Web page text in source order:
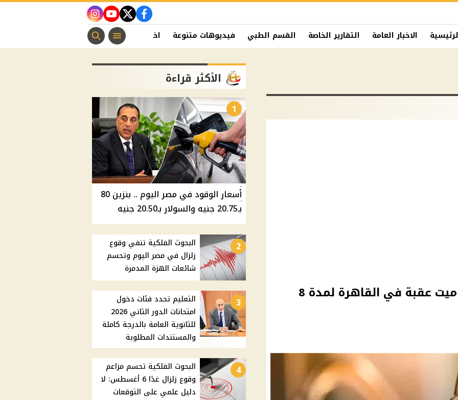
facebook
twitter
youtube
instagram
الاخبار العامة التقارير الخاصة القسم الطبي فيديوهات متنوعة اخبار الفن منوعات مسيحية
انقطاع المياه عن منطقة ميت عقبة في القاهرة لمدة 8
الأكثر قراءة
1
أسعار الوقود في مصر اليوم .. بنزين 80
بـ20.75 جنيه والسولار بـ20.50 جنيه
2
البحوث الفلكية تنفي وقوع
زلزال في مصر اليوم وتحسم
شائعات الهزة المدمرة
3
التعليم تحدد فئات دخول
امتحانات الدور الثاني 2026
للثانوية العامة بالدرجة كاملة
والمستندات المطلوبة
4
البحوث الفلكية تحسم مزاعم
وقوع زلزال غدًا 6 أغسطس: لا
دليل علمي على التوقعات